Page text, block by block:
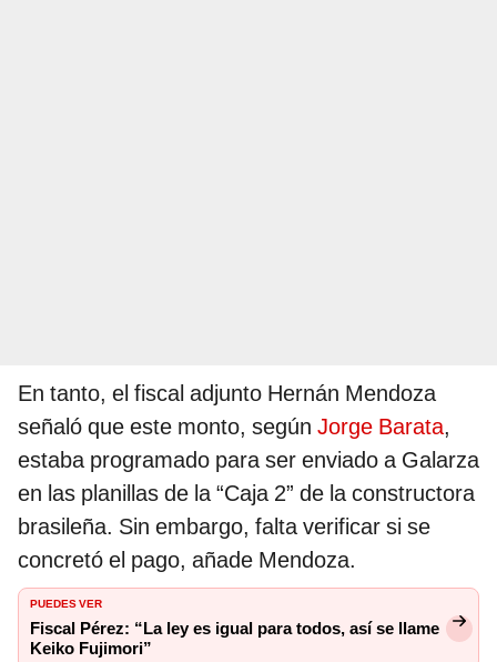
En tanto, el fiscal adjunto Hernán Mendoza
señaló que este monto, según Jorge Barata,
estaba programado para ser enviado a Galarza
en las planillas de la “Caja 2” de la constructora
brasileña. Sin embargo, falta verificar si se
concretó el pago, añade Mendoza.
PUEDES VER
Fiscal Pérez: “La ley es igual para todos, así se llame
Keiko Fujimori”